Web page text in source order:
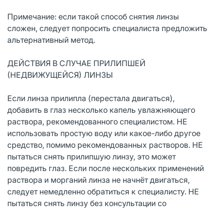
Примечание: если такой способ снятия линзы
сложен, следует попросить специалиста предложить
альтернативный метод.
ДЕЙСТВИЯ В СЛУЧАЕ ПРИЛИПШЕЙ
(НЕДВИЖУЩЕЙСЯ) ЛИНЗЫ
Если линза прилипла (перестала двигаться),
добавить в глаз несколько капель увлажняющего
раствора, рекомендованного специалистом. НЕ
использовать простую воду или какое-либо другое
средство, помимо рекомендованных растворов. НЕ
пытаться снять прилипшую линзу, это может
повредить глаз. Если после нескольких применений
раствора и морганий линза не начнёт двигаться,
следует немедленно обратиться к специалисту. НЕ
пытаться снять линзу без консультации со